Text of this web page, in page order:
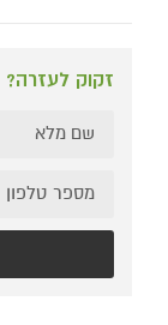
זקוק לעזרה?